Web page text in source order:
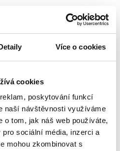
Více o cookies
cookies
poskytování funkcí
naší návštěvnosti využíváme
o tom, jak náš web používáte,
sociální média, inzerci a
mohou zkombinovat s